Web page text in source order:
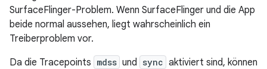
SurfaceFlinger-Problem. Wenn SurfaceFlinger und die App
beide normal aussehen, liegt wahrscheinlich ein
Treiberproblem vor.
Da die Tracepoints mdss und sync aktiviert sind, können